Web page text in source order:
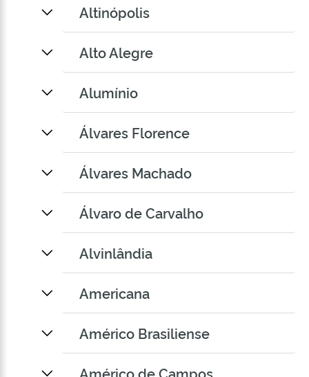
Altinópolis
Alto Alegre
Alumínio
Álvares Florence
Álvares Machado
Álvaro de Carvalho
Alvinlândia
Americana
Américo Brasiliense
Américo de Campos